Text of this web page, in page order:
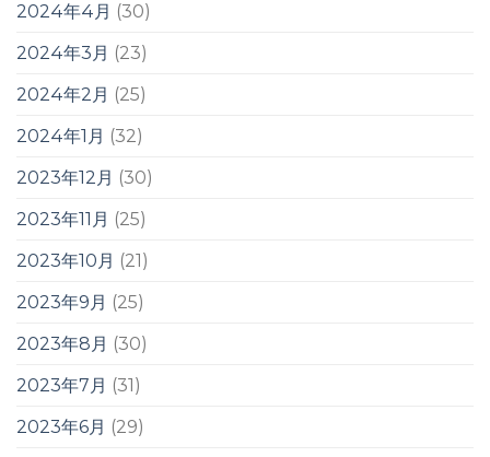
2024年4月 (30)
2024年3月 (23)
2024年2月 (25)
2024年1月 (32)
2023年12月 (30)
2023年11月 (25)
2023年10月 (21)
2023年9月 (25)
2023年8月 (30)
2023年7月 (31)
2023年6月 (29)